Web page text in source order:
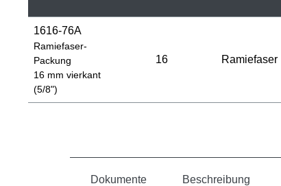
1616-76A
Ramiefaser-
Packung
16 mm vierkant
(5/8")
16 Ramiefaser
Dokumente Beschreibung